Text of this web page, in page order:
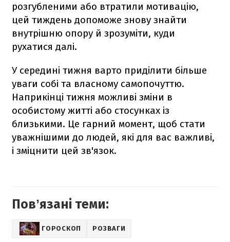
розгубленими або втратили мотивацію,
цей тиждень допоможе знову знайти
внутрішню опору й зрозуміти, куди
рухатися далі.
У середині тижня варто приділити більше
уваги собі та власному самопочуттю.
Наприкінці тижня можливі зміни в
особистому житті або стосунках із
близькими. Це гарний момент, щоб стати
уважнішими до людей, які для вас важливі,
і зміцнити цей зв'язок.
Повʼязані теми:
ГОРОСКОП РОЗВАГИ